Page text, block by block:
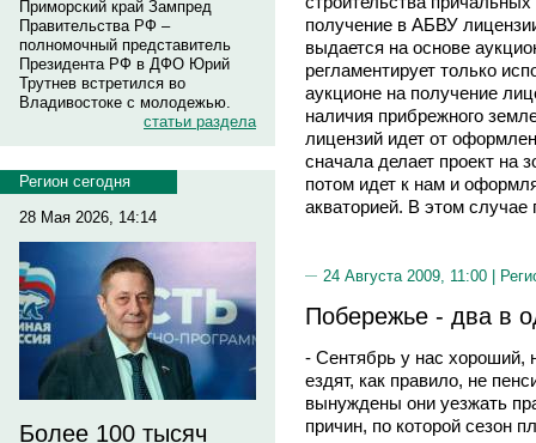
Приморский край Зампред
Правительства РФ –
полномочный представитель
Президента РФ в ДФО Юрий
Трутнев встретился во
Владивостоке с молодежью.
статьи раздела
Регион сегодня
28 Мая 2026, 14:14
Более 100 тысяч
получение в АБВУ
выдается на основе
регламентирует только
аукционе на получение
наличия прибрежного
лицензий идет от
сначала делает проект на
потом идет к нам и
акваторией. В этом случае
24 Августа 2009, 11:00 |
Побережье - два в
- Сентябрь у нас хороший,
ездят, как правило, не
вынуждены они уезжать
причин, по которой сезон